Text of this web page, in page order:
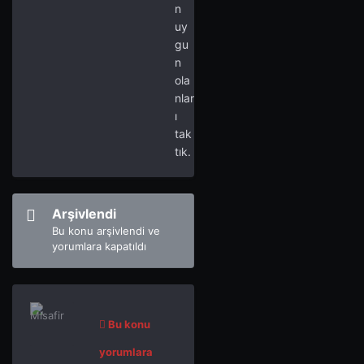
n
uy
gu
n
ola
nlar
ı
tak
tık.
Arşivlendi
Bu konu arşivlendi ve
yorumlara kapatıldı
Bu konu
yorumlara